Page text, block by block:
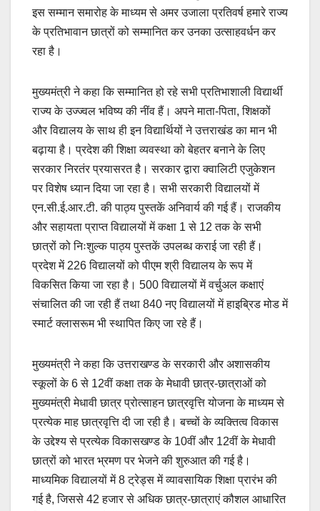
इस सम्मान समारोह के माध्यम से अमर उजाला प्रतिवर्ष हमारे राज्य
के प्रतिभावान छात्रों को सम्मानित कर उनका उत्साहवर्धन कर
रहा है।
मुख्यमंत्री ने कहा कि सम्मानित हो रहे सभी प्रतिभाशाली विद्यार्थी
राज्य के उज्ज्वल भविष्य की नींव हैं। अपने माता-पिता, शिक्षकों
और विद्यालय के साथ ही इन विद्यार्थियों ने उत्तराखंड का मान भी
बढ़ाया है। प्रदेश की शिक्षा व्यवस्था को बेहतर बनाने के लिए
सरकार निरतंर प्रयासरत है। सरकार द्वारा क्वालिटी एजुकेशन
पर विशेष ध्यान दिया जा रहा है। सभी सरकारी विद्यालयों में
एन.सी.ई.आर.टी. की पाठ्य पुस्तकें अनिवार्य की गई हैं। राजकीय
और सहायता प्राप्त विद्यालयों में कक्षा 1 से 12 तक के सभी
छात्रों को निःशुल्क पाठ्य पुस्तकें उपलब्ध कराई जा रही हैं।
प्रदेश में 226 विद्यालयों को पीएम श्री विद्यालय के रूप में
विकसित किया जा रहा है। 500 विद्यालयों में वर्चुअल कक्षाएं
संचालित की जा रही हैं तथा 840 नए विद्यालयों में हाइब्रिड मोड में
स्मार्ट क्लासरूम भी स्थापित किए जा रहे हैं।
मुख्यमंत्री ने कहा कि उत्तराखण्ड के सरकारी और अशासकीय
स्कूलों के 6 से 12वीं कक्षा तक के मेधावी छात्र-छात्राओं को
मुख्यमंत्री मेधावी छात्र प्रोत्साहन छात्रवृत्ति योजना के माध्यम से
प्रत्येक माह छात्रवृत्ति दी जा रही है। बच्चों के व्यक्तित्व विकास
के उद्देश्य से प्रत्येक विकासखण्ड के 10वीं और 12वीं के मेधावी
छात्रों को भारत भ्रमण पर भेजने की शुरुआत की गई है।
माध्यमिक विद्यालयों में 8 ट्रेड्स में व्यावसायिक शिक्षा प्रारंभ की
गई है, जिससे 42 हजार से अधिक छात्र-छात्राएं कौशल आधारित